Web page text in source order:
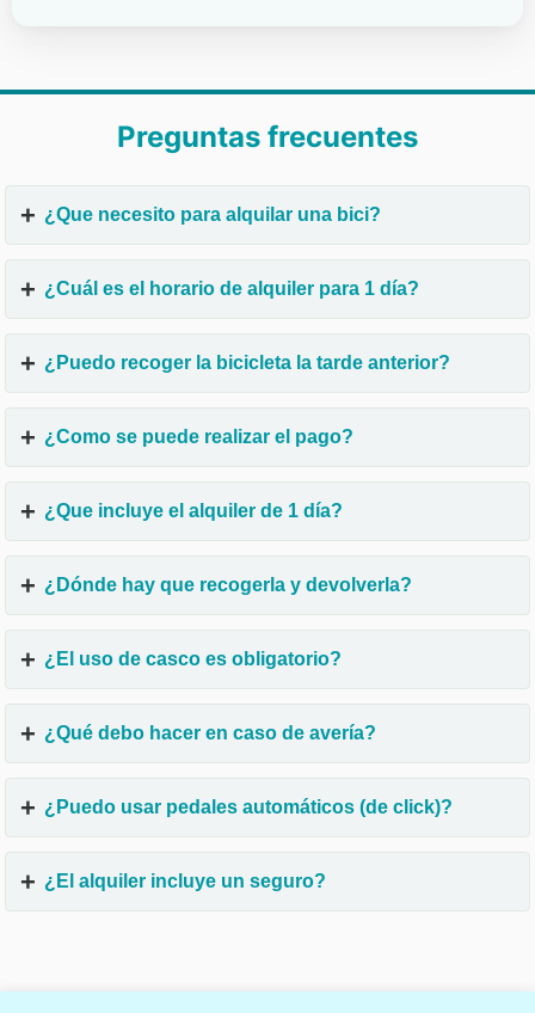
Preguntas frecuentes
¿Que necesito para alquilar una bici?
¿Cuál es el horario de alquiler para 1 día?
¿Puedo recoger la bicicleta la tarde anterior?
¿Como se puede realizar el pago?
¿Que incluye el alquiler de 1 día?
¿Dónde hay que recogerla y devolverla?
¿El uso de casco es obligatorio?
¿Qué debo hacer en caso de avería?
¿Puedo usar pedales automáticos (de click)?
¿El alquiler incluye un seguro?